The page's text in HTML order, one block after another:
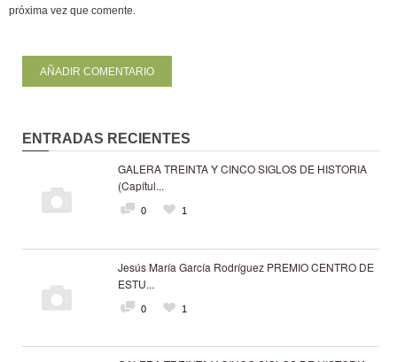
próxima vez que comente.
ENTRADAS RECIENTES
GALERA TREINTA Y CINCO SIGLOS DE HISTORIA
(Capítul...
0 1
Jesús María García Rodríguez PREMIO CENTRO DE
ESTU...
0 1